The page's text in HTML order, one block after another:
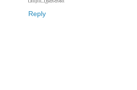
Reply